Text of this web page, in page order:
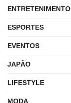
ENTRETENIMENTO
ESPORTES
EVENTOS
JAPÃO
LIFESTYLE
MODA